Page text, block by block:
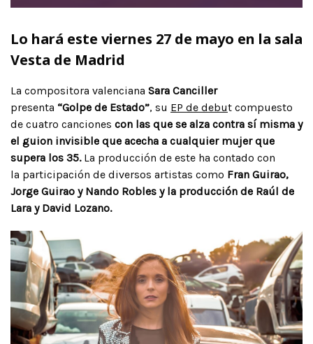
Lo hará este viernes 27 de mayo en la sala
Vesta de Madrid
La compositora valenciana Sara Canciller
presenta “Golpe de Estado”, su EP de debut compuesto
de cuatro canciones con las que se alza contra sí misma y
el guion invisible que acecha a cualquier mujer que
supera los 35.La producción de este ha contado con
la participación de diversos artistas como Fran Guirao,
Jorge Guirao y Nando Robles y la producción de Raúl de
Lara y David Lozano.